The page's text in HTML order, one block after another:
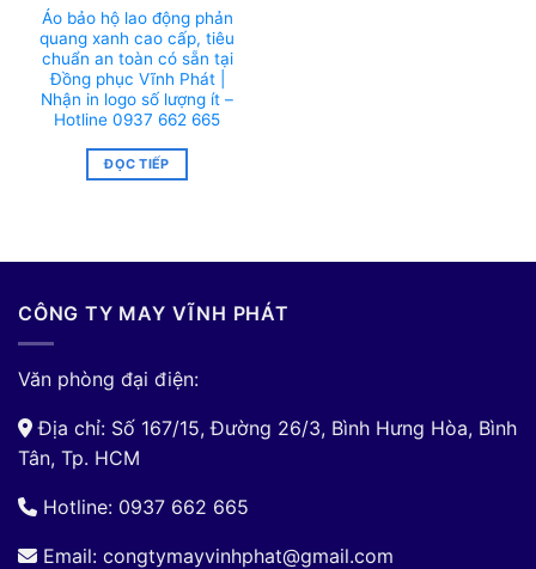
Áo bảo hộ lao động phản
quang xanh cao cấp, tiêu
chuẩn an toàn có sẵn tại
Đồng phục Vĩnh Phát |
Nhận in logo số lượng ít –
Hotline 0937 662 665
ĐỌC TIẾP
CÔNG TY MAY VĨNH PHÁT
Văn phòng đại điện:
Địa chỉ: Số 167/15, Đường 26/3, Bình Hưng Hòa, Bình
Tân, Tp. HCM
Hotline: 0937 662 665
Email: congtymayvinhphat@gmail.com